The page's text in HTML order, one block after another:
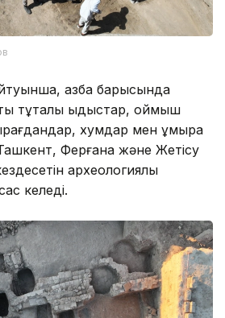
қазба барысында
тұтқалы ыдыстар, оймыш
хумдар мен құмыра
Ферғана және Жетісу
археологиялық
келеді.